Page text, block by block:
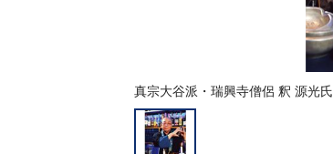
真宗大谷派・瑞興寺僧侶 釈 源光氏